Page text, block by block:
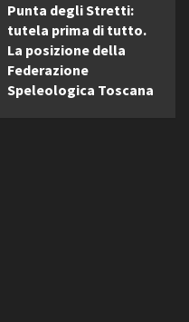
Punta degli Stretti:
tutela prima di tutto.
La posizione della
Federazione
Speleologica Toscana